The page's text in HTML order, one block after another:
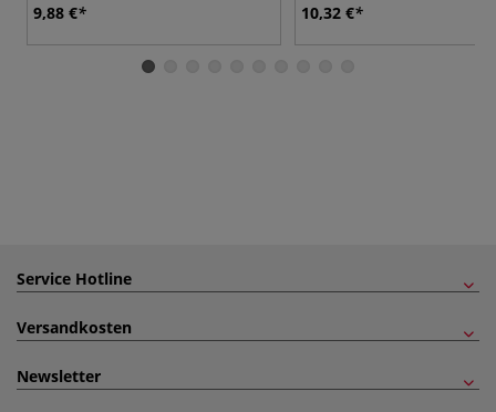
9,88 € 10,32 €
Service Hotline
Versandkosten
Newsletter